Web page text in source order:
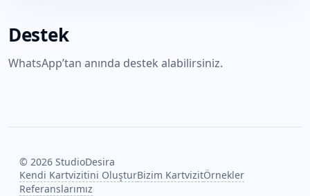
Destek
WhatsApp’tan anında destek alabilirsiniz.
© 2026 StudioDesira
Kendi Kartvizitini OluşturBizim KartvizitÖrnekler
Referanslarımız